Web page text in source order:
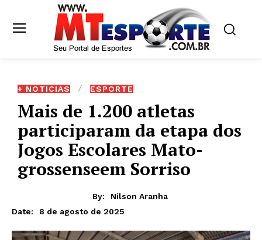
+ NOTICIAS ESPORTE
Mais de 1.200 atletas
participaram da etapa dos
Jogos Escolares Mato-
grossenseem Sorriso
By:
Nilson Aranha
Date:
8 de agosto de 2025